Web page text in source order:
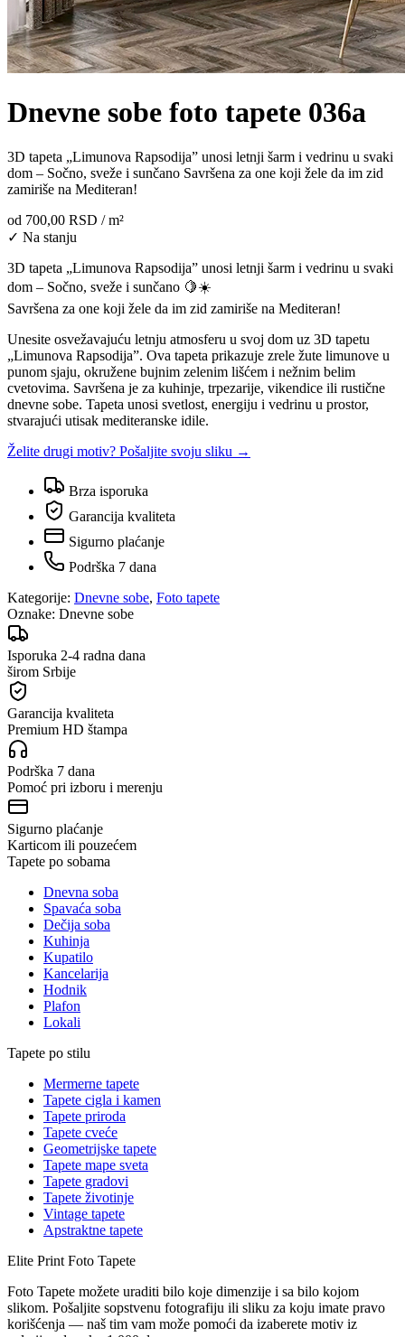
Dnevne sobe foto tapete 036a
3D tapeta „Limunova Rapsodija” unosi letnji šarm i vedrinu u svaki
dom – Sočno, sveže i sunčano Savršena za one koji žele da im zid
zamiriše na Mediteran!
od 700,00 RSD / m²
✓ Na stanju
3D tapeta „Limunova Rapsodija” unosi letnji šarm i vedrinu u svaki
dom – Sočno, sveže i sunčano 🍋☀️
Savršena za one koji žele da im zid zamiriše na Mediteran!
Unesite osvežavajuću letnju atmosferu u svoj dom uz 3D tapetu
„Limunova Rapsodija”. Ova tapeta prikazuje zrele žute limunove u
punom sjaju, okružene bujnim zelenim lišćem i nežnim belim
cvetovima. Savršena je za kuhinje, trpezarije, vikendice ili rustične
dnevne sobe. Tapeta unosi svetlost, energiju i vedrinu u prostor,
stvarajući utisak mediteranske idile.
Želite drugi motiv? Pošaljite svoju sliku →
Brza isporuka
Garancija kvaliteta
Sigurno plaćanje
Podrška 7 dana
Kategorije: Dnevne sobe, Foto tapete
Oznake: Dnevne sobe
Isporuka 2-4 radna dana
širom Srbije
Garancija kvaliteta
Premium HD štampa
Podrška 7 dana
Pomoć pri izboru i merenju
Sigurno plaćanje
Karticom ili pouzećem
Tapete po sobama
Dnevna soba
Spavaća soba
Dečija soba
Kuhinja
Kupatilo
Kancelarija
Hodnik
Plafon
Lokali
Tapete po stilu
Mermerne tapete
Tapete cigla i kamen
Tapete priroda
Tapete cveće
Geometrijske tapete
Tapete mape sveta
Tapete gradovi
Tapete životinje
Vintage tapete
Apstraktne tapete
Elite Print Foto Tapete
Foto Tapete možete uraditi bilo koje dimenzije i sa bilo kojom
slikom. Pošaljite sopstvenu fotografiju ili sliku za koju imate pravo
korišćenja — naš tim vam može pomoći da izaberete motiv iz